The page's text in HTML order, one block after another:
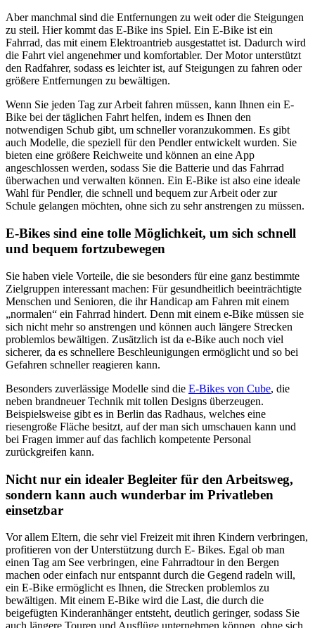
Aber manchmal sind die Entfernungen zu weit oder die Steigungen
zu steil. Hier kommt das E-Bike ins Spiel. Ein E-Bike ist ein
Fahrrad, das mit einem Elektroantrieb ausgestattet ist. Dadurch wird
die Fahrt viel angenehmer und komfortabler. Der Motor unterstützt
den Radfahrer, sodass es leichter ist, auf Steigungen zu fahren oder
größere Entfernungen zu bewältigen.
Wenn Sie jeden Tag zur Arbeit fahren müssen, kann Ihnen ein E-
Bike bei der täglichen Fahrt helfen, indem es Ihnen den
notwendigen Schub gibt, um schneller voranzukommen. Es gibt
auch Modelle, die speziell für den Pendler entwickelt wurden. Sie
bieten eine größere Reichweite und können an eine App
angeschlossen werden, sodass Sie die Batterie und das Fahrrad
überwachen und verwalten können. Ein E-Bike ist also eine ideale
Wahl für Pendler, die schnell und bequem zur Arbeit oder zur
Schule gelangen möchten, ohne sich zu sehr anstrengen zu müssen.
E-Bikes sind eine tolle Möglichkeit, um sich schnell
und bequem fortzubewegen
Sie haben viele Vorteile, die sie besonders für eine ganz bestimmte
Zielgruppen interessant machen: Für gesundheitlich beeinträchtigte
Menschen und Senioren, die ihr Handicap am Fahren mit einem
„normalen“ ein Fahrrad hindert. Denn mit einem e-Bike müssen sie
sich nicht mehr so anstrengen und können auch längere Strecken
problemlos bewältigen. Zusätzlich ist da e-Bike auch noch viel
sicherer, da es schnellere Beschleunigungen ermöglicht und so bei
Gefahren schneller reagieren kann.
Besonders zuverlässige Modelle sind die E-Bikes von Cube, die
neben brandneuer Technik mit tollen Designs überzeugen.
Beispielsweise gibt es in Berlin das Radhaus, welches eine
riesengroße Fläche besitzt, auf der man sich umschauen kann und
bei Fragen immer auf das fachlich kompetente Personal
zurückgreifen kann.
Nicht nur ein idealer Begleiter für den Arbeitsweg,
sondern kann auch wunderbar im Privatleben
einsetzbar
Vor allem Eltern, die sehr viel Freizeit mit ihren Kindern verbringen,
profitieren von der Unterstützung durch E- Bikes. Egal ob man
einen Tag am See verbringen, eine Fahrradtour in den Bergen
machen oder einfach nur entspannt durch die Gegend radeln will,
ein E-Bike ermöglicht es Ihnen, die Strecken problemlos zu
bewältigen. Mit einem E-Bike wird die Last, die durch die
beigefügten Kinderanhänger entsteht, deutlich geringer, sodass Sie